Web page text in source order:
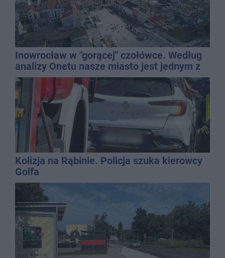
Inowrocław w "gorącej" czołówce. Według
analizy Onetu nasze miasto jest jednym z
najbardziej narażonych na upały
Kolizja na Rąbinie. Policja szuka kierowcy
Golfa